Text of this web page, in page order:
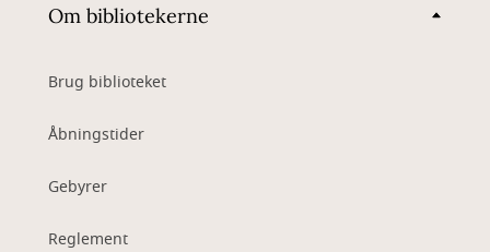
Om bibliotekerne
Brug biblioteket
Åbningstider
Gebyrer
Reglement